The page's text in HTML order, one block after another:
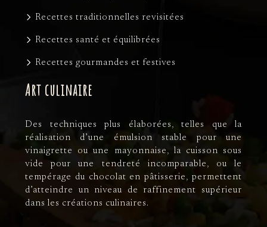
Recettes traditionnelles revisitées
Recettes santé et équilibrées
Recettes gourmandes et festives
Art culinaire
Des techniques plus élaborées, telles que la
réalisation d’une émulsion stable pour une
vinaigrette ou une mayonnaise, la cuisson sous
vide pour une tendreté incomparable, ou le
tempérage du chocolat en pâtisserie, permettent
d’atteindre un niveau de raffinement supérieur
dans les créations culinaires.